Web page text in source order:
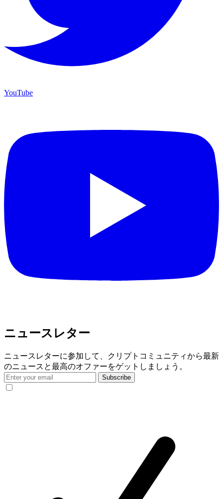
YouTube
ニュースレター
ニュースレターに参加して、クリプトコミュニティから最新
のニュースと最高のオファーをゲットしましょう。
Subscribe